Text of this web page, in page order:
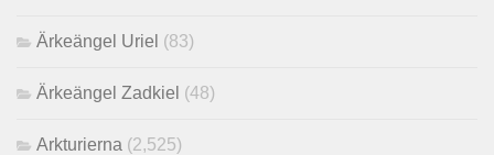
Ärkeängel Uriel (83)
Ärkeängel Zadkiel (48)
Arkturierna (2,525)